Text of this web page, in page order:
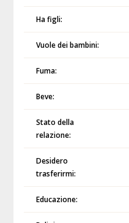
Ha figli:
Vuole dei bambini:
Fuma:
Beve:
Stato della
relazione:
Desidero
trasferirmi:
Educazione: